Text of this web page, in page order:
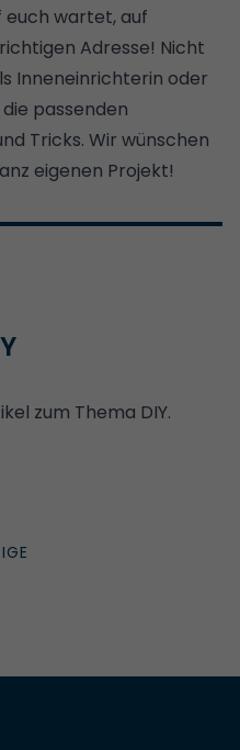
euch wartet, auf
Adresse! Nicht
Inneneinrichterin oder
passenden
Tricks. Wir wünschen
eigenen Projekt!
zum Thema DIY.